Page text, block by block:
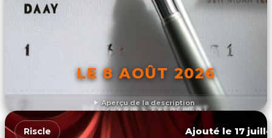
Aperçu de la description
LE 8 AOÛT 2026
DÉCOUVRIR L'ÉVÉNEMENT
Riscle Ajouté le 17